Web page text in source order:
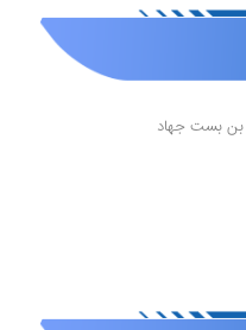
بن بست جهاد